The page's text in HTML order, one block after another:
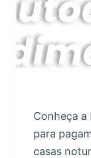
Conheça a
para
casas